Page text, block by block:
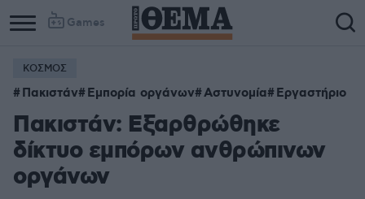
Games
Column
1
Column
2
ΚΟΣΜΟΣ
Πακιστάν Εμπορία οργάνων Αστυνομία Εργαστήριο
Πακιστάν: Εξαρθρώθηκε
δίκτυο εμπόρων ανθρώπινων
οργάνων